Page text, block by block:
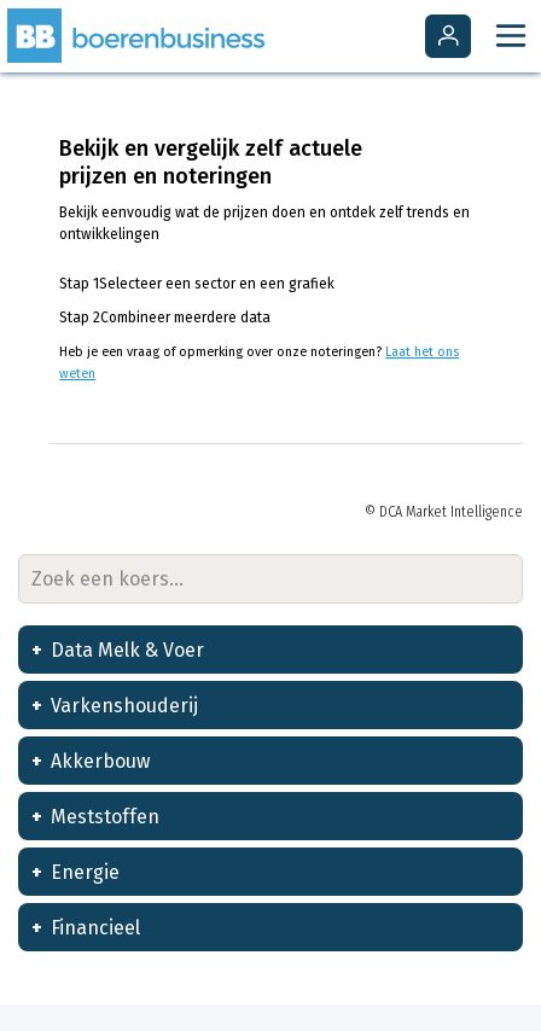
Bekijk en vergelijk zelf actuele
prijzen en noteringen
Bekijk eenvoudig wat de prijzen doen en ontdek zelf trends en
ontwikkelingen
Stap 1Selecteer een sector en een grafiek
Stap 2Combineer meerdere data
Heb je een vraag of opmerking over onze noteringen?Laat het ons
weten
Data Melk & Voer
Varkenshouderij
Akkerbouw
Meststoffen
Energie
Financieel